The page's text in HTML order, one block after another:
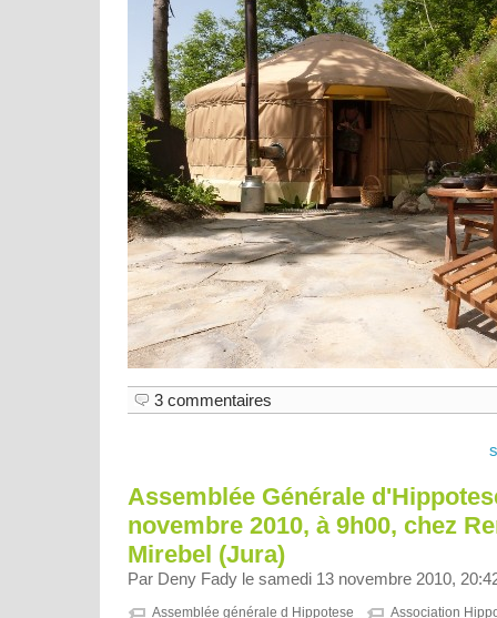
3 commentaires
Assemblée Générale
novembre 2010, à 9h00, chez
Mirebel (Jura)
Par Deny Fady le samedi 13 novembre 2010,
Assemblée générale d Hippotese Association